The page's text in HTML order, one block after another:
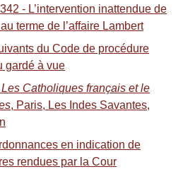
- L’intervention inattendue de
terme de l’affaire Lambert
du Code de procédure
gardé à vue
Les Catholiques français et le
, Paris, Les Indes Savantes,
en indication de
rendues par la Cour